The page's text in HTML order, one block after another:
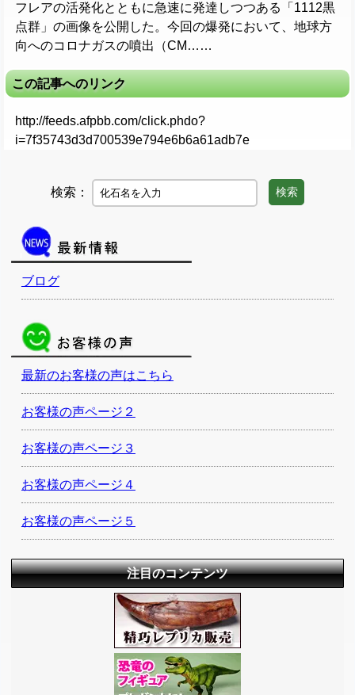
フレアの活発化とともに急速に発達しつつある「1112黒
点群」の画像を公開した。今回の爆発において、地球方
向へのコロナガスの噴出（CM……
この記事へのリンク
http://feeds.afpbb.com/click.phdo?
i=7f35743d3d700539e794e6b6a61adb7e
検索： 検索
ブログ
最新のお客様の声はこちら
お客様の声ページ２
お客様の声ページ３
お客様の声ページ４
お客様の声ページ５
注目のコンテンツ